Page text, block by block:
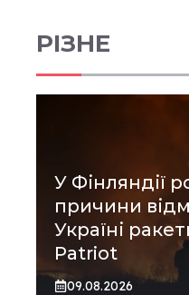
РІЗНЕ
У Фінляндії
причини
Україні
Patriot
09.08.2026